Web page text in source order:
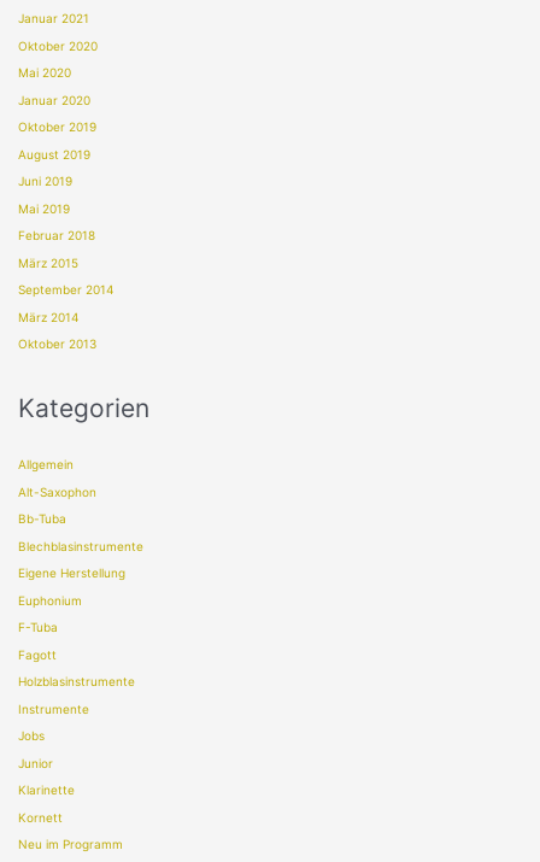
Januar 2021
Oktober 2020
Mai 2020
Januar 2020
Oktober 2019
August 2019
Juni 2019
Mai 2019
Februar 2018
März 2015
September 2014
März 2014
Oktober 2013
Kategorien
Allgemein
Alt-Saxophon
Bb-Tuba
Blechblasinstrumente
Eigene Herstellung
Euphonium
F-Tuba
Fagott
Holzblasinstrumente
Instrumente
Jobs
Junior
Klarinette
Kornett
Neu im Programm